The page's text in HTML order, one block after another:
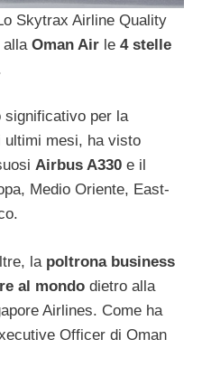
Skytrax Airline Quality
alla Oman Air le 4 stelle
significativo per la
ultimi mesi, ha visto
Airbus A330 e il
Medio Oriente, East-
la poltrona business
al mondo dietro alla
Airlines. Come ha
Officer di Oman